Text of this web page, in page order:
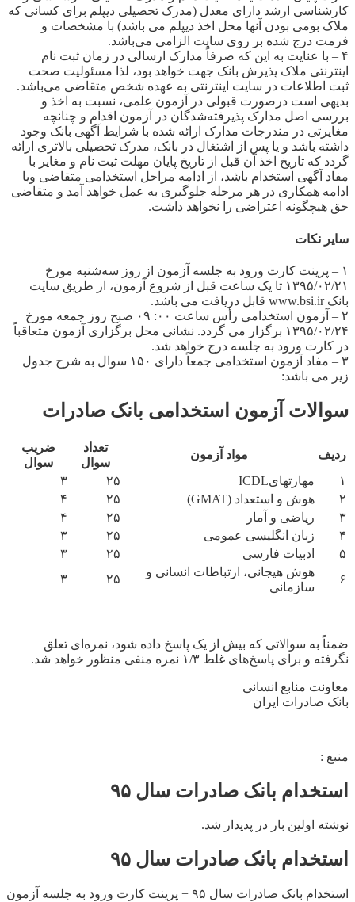
کارشناسی ارشد دارای معدل (مدرک تحصیلی دیپلم برای کسانی که
ملاک بومی بودن آنها محل اخذ دیپلم می باشد) با مشخصات و
فرمت درج شده بر روی سایت الزامی می‌باشد.
۴ – با عنایت به این که صرفاً مدارک ارسالی در زمان ثبت نام
اینترنتی ملاک پذیرش بانک جهت خواهد بود، لذا مسئولیت صحت
ثبت اطلاعات در سایت اینترنتی به عهده شخص متقاضی می‌باشد.
بدیهی است درصورت قبولی در آزمون علمی، نسبت به اخذ و
بررسی اصل مدارک پذیرفته‌‌شدگان در آزمون اقدام و چنانچه
مغایرتی در مندرجات مدارک ارائه شده با شرایط آگهی بانک وجود
داشته باشد و یا پس از اشتغال در بانک، مدرک تحصیلی بالاتری ارائه
گردد که تاریخ اخذ آن قبل از تاریخ پایان مهلت ثبت نام و مغایر با
مفاد آگهی استخدام باشد، از ادامه مراحل استخدامی متقاضی ویا
ادامه همکاری در هر مرحله جلوگیری به عمل خواهد آمد و متقاضی
حق هیچگونه اعتراضی را نخواهد داشت.
سایر نکات
۱ – پرینت کارت ورود به جلسه آزمون از روز سه‌شنبه مورخ
۱۳۹۵/۰۲/۲۱ تا یک ساعت قبل از شروع آزمون، از طریق سایت
بانک www.bsi.ir قابل دریافت می باشد.
۲ – آزمون استخدامی رأس ساعت ۰۰: ۰۹ صبح روز جمعه مورخ
۱۳۹۵/۰۲/۲۴ برگزار می گردد. نشانی محل برگزاری آزمون متعاقباً
در کارت ورود به جلسه درج خواهد شد.
۳ – مفاد آزمون استخدامی جمعاً دارای ۱۵۰ سوال به شرح جدول
زیر می باشد:
سوالات آزمون استخدامی بانک صادرات
ردیف مواد آزمون
تعداد
سوال
ضریب
سوال
۱
مهارتهایICDL ۲۵
۳
۲
هوش و استعداد (GMAT) ۲۵
۴
۳
ریاضی و آمار ۲۵
۴
۴
زبان انگلیسی عمومی ۲۵
۳
۵
ادبیات فارسی ۲۵
۳
۶
هوش هیجانی، ارتباطات انسانی و
سازمانی
۲۵ ۳
ضمناً ‌به سوالاتی که بیش از یک پاسخ داده شود، نمره‌ای تعلق
نگرفته و برای پاسخ‌های غلط ۱/۳ نمره‌ منفی منظور خواهد شد.
معاونت منابع انسانی
بانک صادرات ایران
منبع :
استخدام بانک صادرات سال ۹۵
نوشته اولین بار در پدیدار شد.
استخدام بانک صادرات سال ۹۵
استخدام بانک صادرات سال ۹۵ + پرینت کارت ورود به جلسه آزمون